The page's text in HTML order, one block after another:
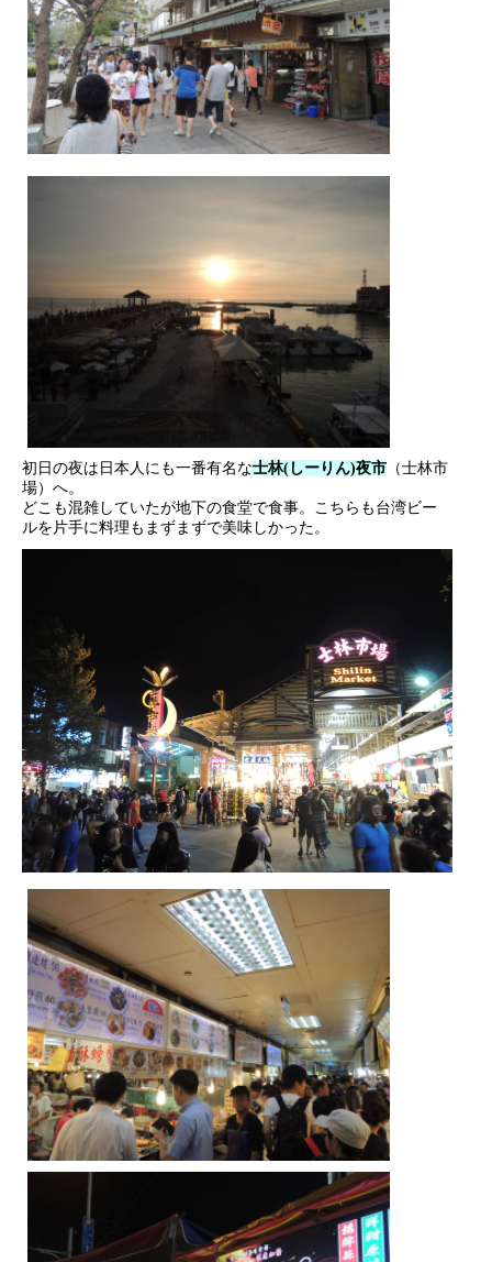
初日の夜は日本人にも一番有名な士林(しーりん)夜市 （士林市
場）へ。
どこも混雑していたが地下の食堂で食事。こちらも台湾ビー
ルを片手に料理もまずまずで美味しかった。